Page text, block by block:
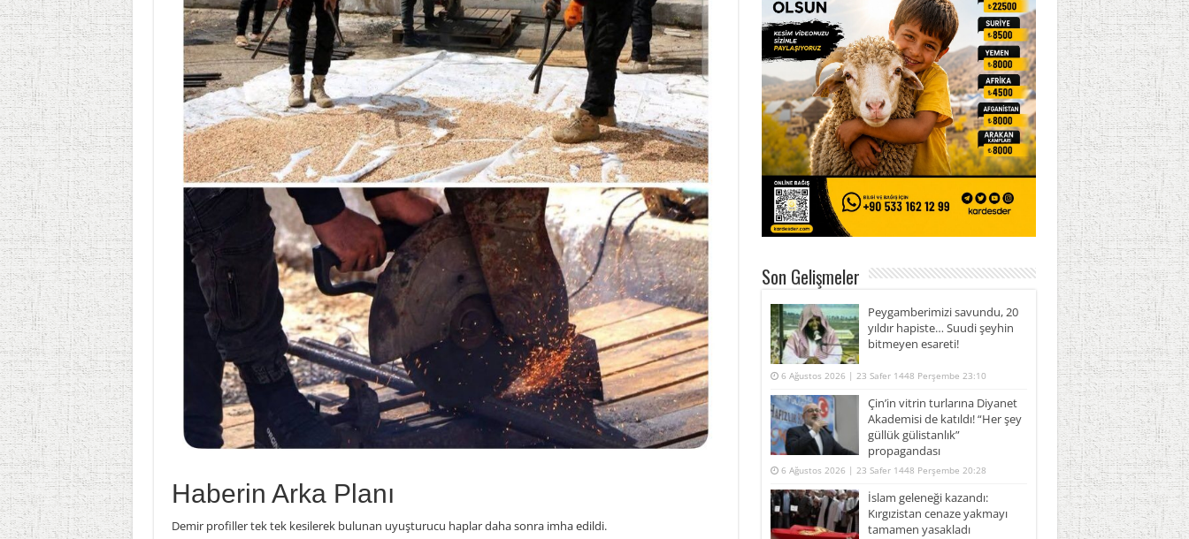
Haberin Arka Planı
Demir profiller tek tek kesilerek bulunan uyuşturucu haplar daha sonra imha edildi.
Son Gelişmeler
Peygamberimizi savundu, 20
yıldır hapiste… Suudi şeyhin
bitmeyen esareti!
6 Ağustos 2026 | 23 Safer 1448 Perşembe 23:10
Çin’in vitrin turlarına Diyanet
Akademisi de katıldı! “Her şey
güllük gülistanlık”
propagandası
6 Ağustos 2026 | 23 Safer 1448 Perşembe 20:28
İslam geleneği kazandı:
Kırgızistan cenaze yakmayı
tamamen yasakladı